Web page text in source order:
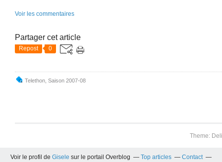
Voir les commentaires
Partager cet article
Repost 0
Telethon Saison 2007-08
Theme:
Voir le profil de Gisele sur le portail Overblog Top articles
Contact